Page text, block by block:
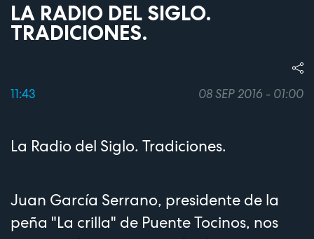
LA RADIO DEL SIGLO.
TRADICIONES.
11:43 08 SEP 2016 - 01:00
La Radio del Siglo. Tradiciones.
Juan García Serrano, presidente de la
peña "La crilla" de Puente Tocinos, nos